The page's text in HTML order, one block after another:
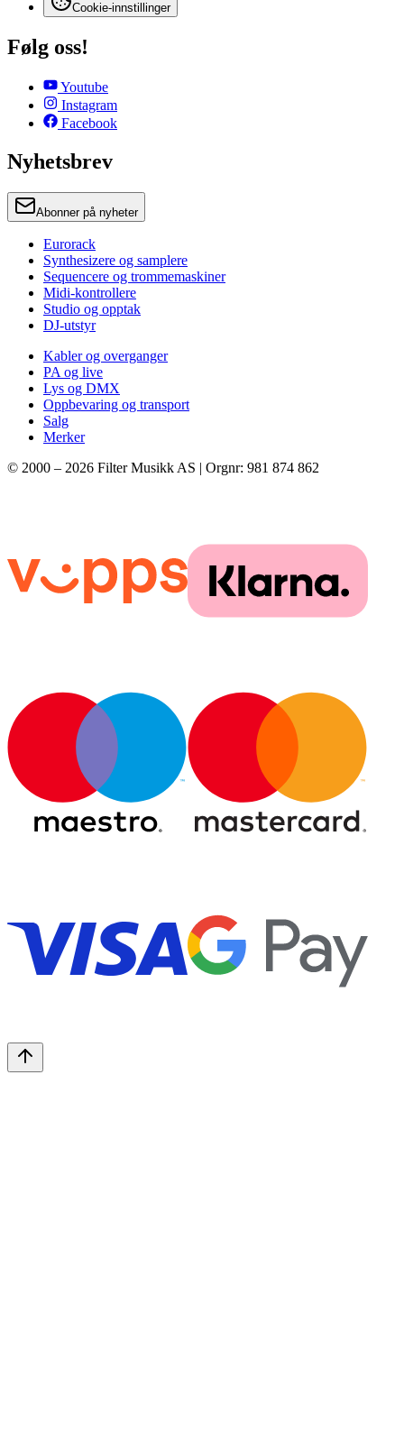
Cookie-innstillinger
Følg oss!
Youtube
Instagram
Facebook
Nyhetsbrev
Abonner på nyheter
Eurorack
Synthesizere og samplere
Sequencere og trommemaskiner
Midi-kontrollere
Studio og opptak
DJ-utstyr
Kabler og overganger
PA og live
Lys og DMX
Oppbevaring og transport
Salg
Merker
© 2000 – 2026 Filter Musikk AS | Orgnr: 981 874 862